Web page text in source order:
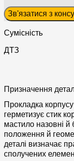
Зв'язатися з
Сумісність
ДТЗ
Призначення
Прокладка
герметизує стик
мастило назовні
положення й
деталі визначає
сполучених